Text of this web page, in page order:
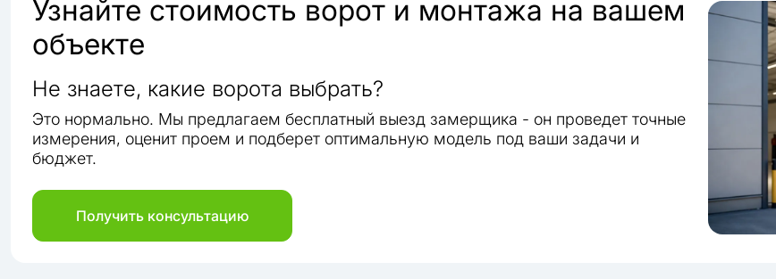
Узнайте стоимость ворот и монтажа на вашем
объекте
Не знаете, какие ворота выбрать?
Это нормально. Мы предлагаем бесплатный выезд замерщика - он проведет точные
измерения, оценит проем и подберет оптимальную модель под ваши задачи и
бюджет.
Получить консультацию